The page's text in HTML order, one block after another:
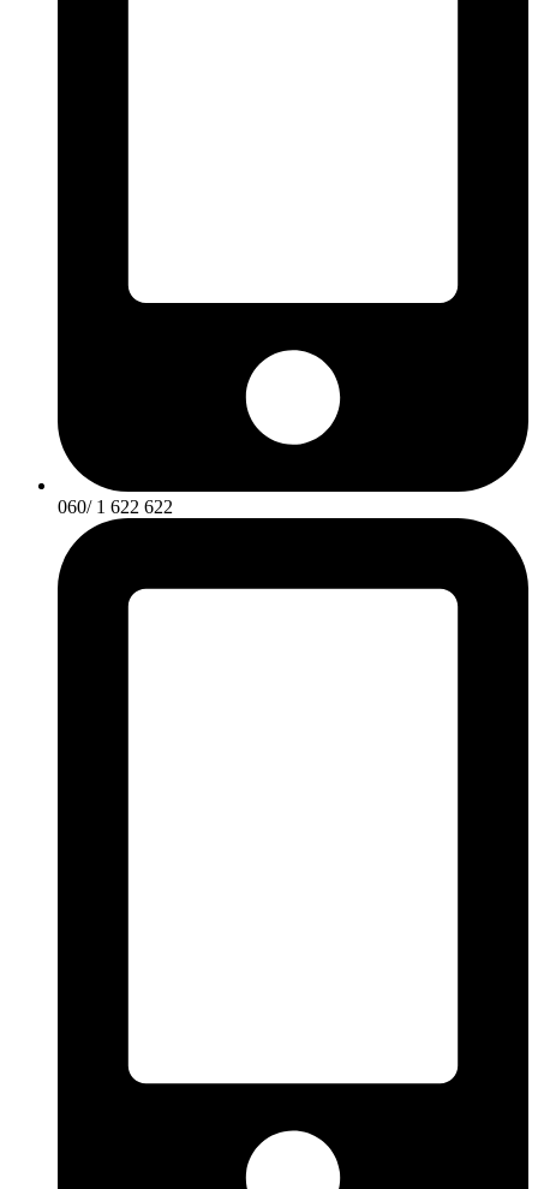
060/ 1 622 622